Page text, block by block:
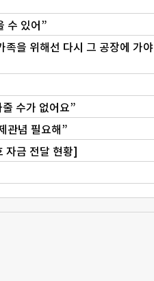
수 있어”
을 위해선 다시 그 공장에 가야
수가 없어요”
관념 필요해”
자금 전달 현황]